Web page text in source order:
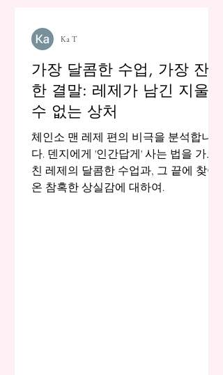
가장 달콤한 수업, 가장 잔혹
한 결말: 레제가 남긴 지울
수 없는 상처
체인소 맨 레제 편의 비극을 분석합니
다. 덴지에게 '인간답게' 사는 법을 가르
친 레제의 달콤한 수업과, 그 끝에 찾아
온 참혹한 상실감에 대하여.
Ka T